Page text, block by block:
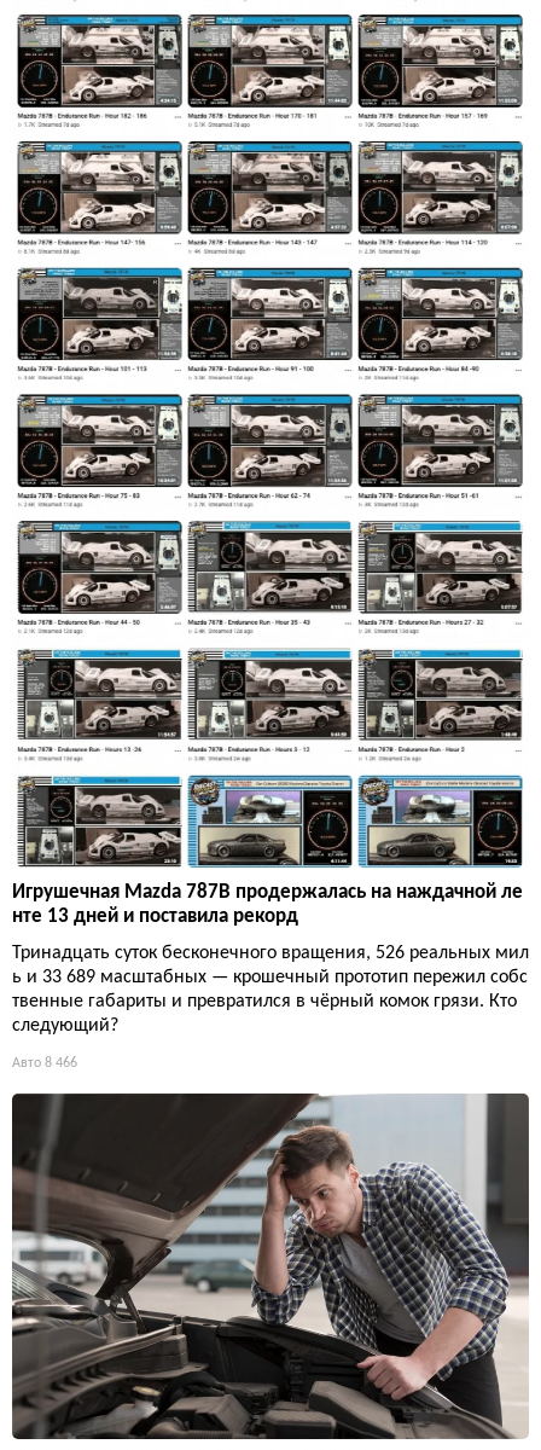
Игрушечная Mazda 787B продержалась на наждачной ле
нте 13 дней и поставила рекорд
Тринадцать суток бесконечного вращения, 526 реальных мил
ь и 33 689 масштабных — крошечный прототип пережил собс
твенные габариты и превратился в чёрный комок грязи. Кто
следующий?
Авто 8 466